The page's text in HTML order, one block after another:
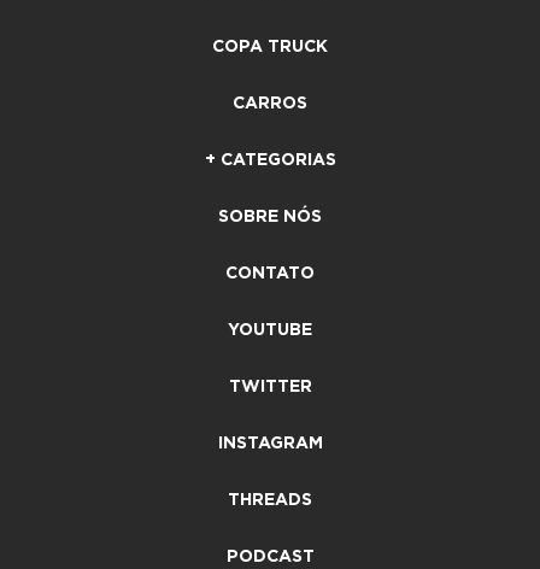
COPA TRUCK
CARROS
+ CATEGORIAS
SOBRE NÓS
CONTATO
YOUTUBE
TWITTER
INSTAGRAM
THREADS
PODCAST